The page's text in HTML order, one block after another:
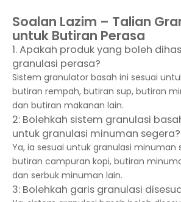
Soalan Lazim – Talian
untuk Butiran Perasa
1. Apakah produk yang boleh
granulasi perasa?
Sistem granulator basah ini sesuai
butiran rempah, butiran sup, butiran
dan butiran makanan lain.
2: Bolehkah sistem granulasi
untuk granulasi minuman segera?
Ya, ia sesuai untuk granulasi minuman
butiran campuran kopi, butiran
dan serbuk minuman lain.
3: Bolehkah garis granulasi